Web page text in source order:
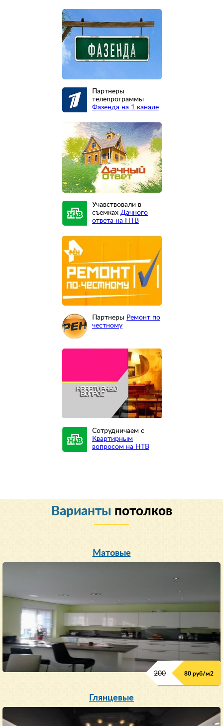
Партнеры
телепрограммы
Фазенда на 1 канале
Учавствовали в
съемках Дачного
ответа на НТВ
Партнеры Ремонт по
честному
Сотрудничаем с
Квартирным
вопросом на НТВ
Варианты потолков
Матовые
200 80 руб/м2
Глянцевые